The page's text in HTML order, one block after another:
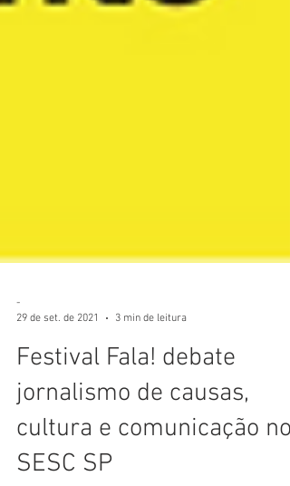
29 de set. de 2021
3 min de leitura
Festival Fala! debate
jornalismo de causas,
cultura e comunicação no